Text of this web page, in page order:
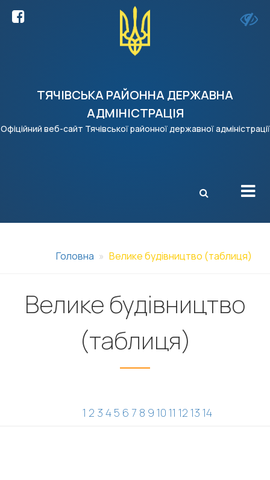
ТЯЧІВСЬКА РАЙОННА ДЕРЖАВНА
АДМІНІСТРАЦІЯ
Офіційний веб-сайт Тячівської районної державної адміністрації
X
Головна Велике будівництво (таблиця)
Велике будівництво
(таблиця)
1 2 3 45 6 7 8 9 10 11 12 13 14